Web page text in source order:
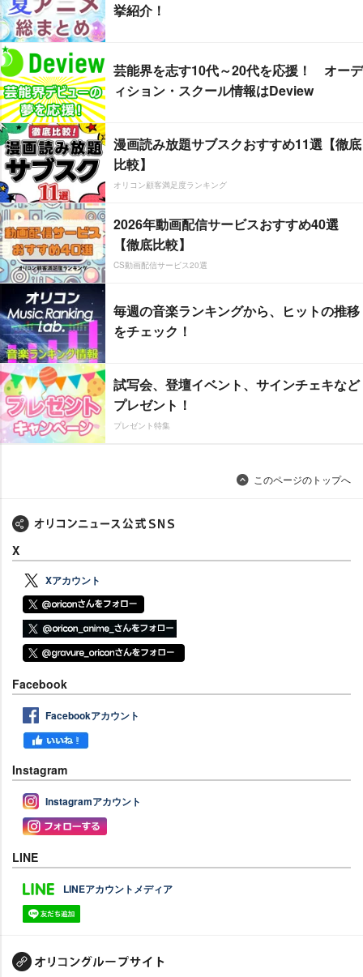
挙紹介！
芸能界を志す10代～20代を応援！ オーデ
ィション・スクール情報はDeview
漫画読み放題サブスクおすすめ11選【徹底
比較】
オリコン顧客満足度ランキング
2026年動画配信サービスおすすめ40選
【徹底比較】
CS動画配信サービス20選
毎週の音楽ランキングから、ヒットの推移
をチェック！
試写会、登壇イベント、サインチェキなど
プレゼント！
プレゼント特集
このページのトップへ
X
Xアカウント
Facebook
Facebookアカウント
Instagram
Instagramアカウント
LINE
LINEアカウントメディア